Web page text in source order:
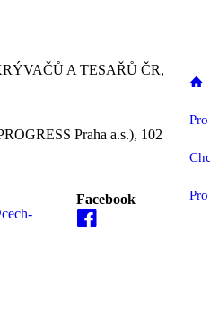
A TESAŘŮ ČR,
Praha a.s.), 102
Facebook